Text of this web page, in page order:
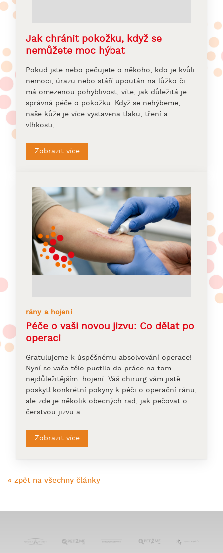
Jak chránit pokožku, když se
nemůžete moc hýbat
Pokud jste nebo pečujete o někoho, kdo je kvůli
nemoci, úrazu nebo stáří upoután na lůžko či
má omezenou pohyblivost, víte, jak důležitá je
správná péče o pokožku. Když se nehýbeme,
naše kůže je více vystavena tlaku, tření a
vlhkosti,…
Zobrazit více
rány a hojení
Péče o vaši novou jizvu: Co dělat po
operaci
Gratulujeme k úspěšnému absolvování operace!
Nyní se vaše tělo pustilo do práce na tom
nejdůležitějším: hojení. Váš chirurg vám jistě
poskytl konkrétní pokyny k péči o operační ránu,
ale zde je několik obecných rad, jak pečovat o
čerstvou jizvu a…
Zobrazit více
« zpět na všechny články